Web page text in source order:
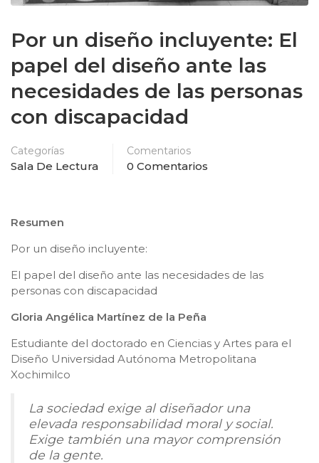
Por un diseño incluyente: El
papel del diseño ante las
necesidades de las personas
con discapacidad
Categorías
Sala De Lectura
Comentarios
0 Comentarios
Resumen
Por un diseño incluyente:
El papel del diseño ante las necesidades de las
personas con discapacidad
Gloria Angélica Martínez de la Peña
Estudiante del doctorado en Ciencias y Artes para el
Diseño Universidad Autónoma Metropolitana
Xochimilco
La sociedad exige al diseñador una
elevada responsabilidad moral y social.
Exige también una mayor comprensión
de la gente.